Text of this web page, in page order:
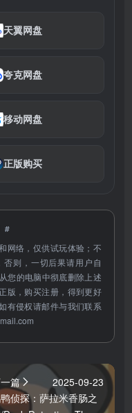
天翼网盘
夸克网盘
移动网盘
正版购买
#
网络，仅供试玩体验；不
则，一切后果请用户自
您的电脑中彻底删除上述
版，购买注册，得到更好
有侵权请邮件与我们联系
篇
2025-09-23
侦探：萨拉米香肠之